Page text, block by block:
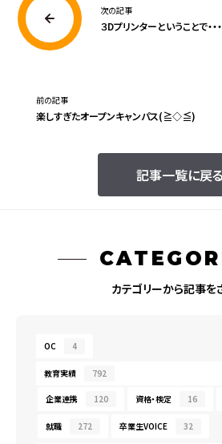
次の記事
３Dプリンターということで・・・
記事一覧に戻る
前の記事
楽しすぎたオープンキャンパス(≧◇≦)
カテゴリーから記事を
OC 4
教育実績 792
企業連携 120 資格・検定 16
就職 272 卒業生VOICE 32